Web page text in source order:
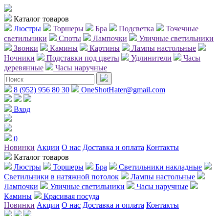
Каталог товаров
Люстры
Торшеры Бра Подсветка
Точечные
светильники
Споты Лампочки
Уличные светильники
Звонки
Камины Картины
Лампы настольные
Ночники
Подставки под цветы Удлинители
Часы
деревянные
Часы наручные
8 (952) 956 80 30 OneShotHater@gmail.com
Вход
0
Новинки Акции О нас Доставка и оплата Контакты
Каталог товаров
Люстры
Торшеры Бра
Светильники накладные
Светильники в натяжной потолок
Лампы настольные
Лампочки
Уличные светильники
Часы наручные
Камины
Красивая посуда
Новинки Акции О нас Доставка и оплата Контакты